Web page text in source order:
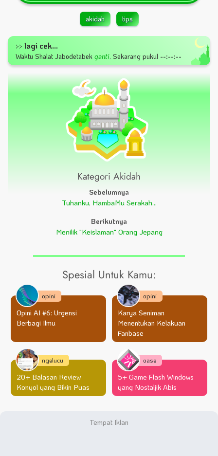
akidah tips
>> lagi cek...
Waktu Shalat Jabodetabek ganti. Sekarang pukul --:--:--
Kategori Akidah
Sebelumnya
Tuhanku, HambaMu Serakah...
Berikutnya
Menilik "Keislaman" Orang Jepang
Spesial Untuk Kamu:
Opini AI #6: Urgensi
Berbagi Ilmu
opini
Karya Seniman
Menentukan Kelakuan
Fanbase
opini
20+ Balasan Review
Konyol yang Bikin Puas
ngelucu
5+ Game Flash Windows
yang Nostaljik Abis
oase